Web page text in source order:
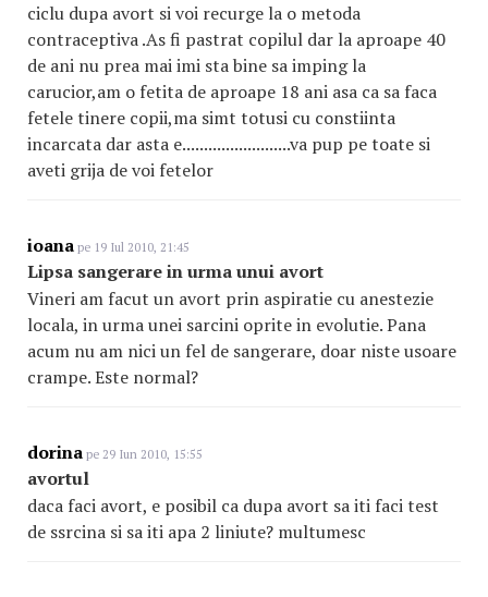
ciclu dupa avort si voi recurge la o metoda
contraceptiva .As fi pastrat copilul dar la aproape 40
de ani nu prea mai imi sta bine sa imping la
carucior,am o fetita de aproape 18 ani asa ca sa faca
fetele tinere copii,ma simt totusi cu constiinta
incarcata dar asta e.........................va pup pe toate si
aveti grija de voi fetelor
ioana pe 19 Iul 2010, 21:45
Lipsa sangerare in urma unui avort
Vineri am facut un avort prin aspiratie cu anestezie
locala, in urma unei sarcini oprite in evolutie. Pana
acum nu am nici un fel de sangerare, doar niste usoare
crampe. Este normal?
dorina pe 29 Iun 2010, 15:55
avortul
daca faci avort, e posibil ca dupa avort sa iti faci test
de ssrcina si sa iti apa 2 liniute? multumesc